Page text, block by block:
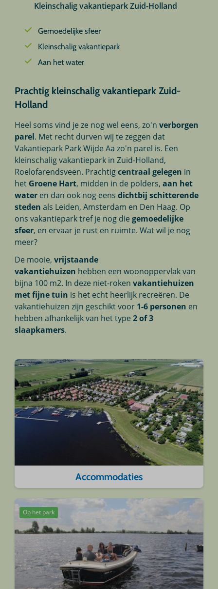
Kleinschalig vakantiepark Zuid-Holland
Gemoedelijke sfeer
Kleinschalig vakantiepark
Aan het water
Prachtig kleinschalig vakantiepark Zuid-
Holland
Heel soms vind je ze nog wel eens, zo'nverborgen
parel. Met recht durven wij te zeggen dat
Vakantiepark Park Wijde Aa zo'n parel is. Een
kleinschalig vakantiepark in Zuid-Holland,
Roelofarendsveen. Prachtigcentraal gelegen in
het Groene Hart, midden in de polders,aan het
water en dan ook nog eensdichtbij schitterende
steden als Leiden, Amsterdam en Den Haag. Op
ons vakantiepark tref je nog diegemoedelijke
sfeer, en ervaar je rust en ruimte. Wat wil je nog
meer?
De mooie,vrijstaande
vakantiehuizen hebben een woonoppervlak van
bijna 100 m2. In deze niet-roken vakantiehuizen
met fijne tuin is het echt heerlijk recreëren. De
vakantiehuizen zijn geschikt voor 1-6 personen en
hebben afhankelijk van het type2 of 3
slaapkamers.
Accommodaties
Op het park